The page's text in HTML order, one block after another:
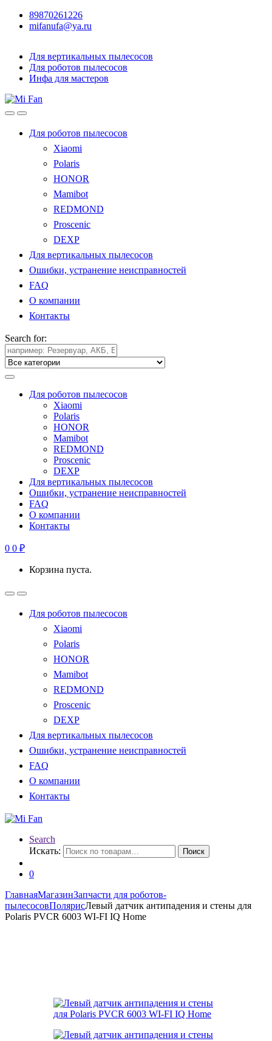
89870261226
mifanufa@ya.ru
Для вертикальных пылесосов
Для роботов пылесосов
Инфа для мастеров
Для роботов пылесосов
Xiaomi
Polaris
HONOR
Mamibot
REDMOND
Proscenic
DEXP
Для вертикальных пылесосов
Ошибки, устранение неисправностей
FAQ
О компании
Контакты
Search for:
Для роботов пылесосов
Xiaomi
Polaris
HONOR
Mamibot
REDMOND
Proscenic
DEXP
Для вертикальных пылесосов
Ошибки, устранение неисправностей
FAQ
О компании
Контакты
0 0 ₽
Корзина пуста.
Для роботов пылесосов
Xiaomi
Polaris
HONOR
Mamibot
REDMOND
Proscenic
DEXP
Для вертикальных пылесосов
Ошибки, устранение неисправностей
FAQ
О компании
Контакты
Search
Искать:
Поиск
0
ГлавнаяМагазинЗапчасти для роботов-
пылесосовПолярисЛевый датчик антипадения и стены для
Polaris PVCR 6003 WI-FI IQ Home